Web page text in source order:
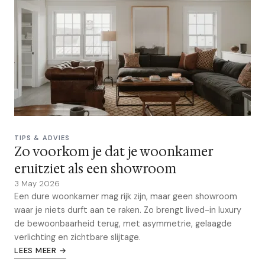
TIPS & ADVIES
Zo voorkom je dat je woonkamer
eruitziet als een showroom
3 May 2026
Een dure woonkamer mag rijk zijn, maar geen showroom
waar je niets durft aan te raken. Zo brengt lived-in luxury
de bewoonbaarheid terug, met asymmetrie, gelaagde
verlichting en zichtbare slijtage.
LEES MEER →